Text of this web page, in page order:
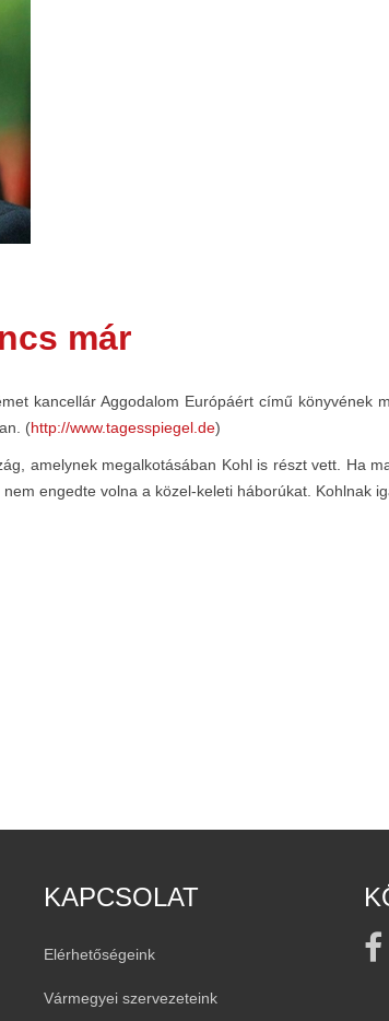
már
kancellár Aggodalom Európáért című könyvének
(http://www.tagesspiegel.de)
amelynek megalkotásában Kohl is részt vett. Ha
engedte volna a közel-keleti háborúkat. Kohlnak
KAPCSOLAT
Elérhetőségeink
Vármegyei szervezeteink